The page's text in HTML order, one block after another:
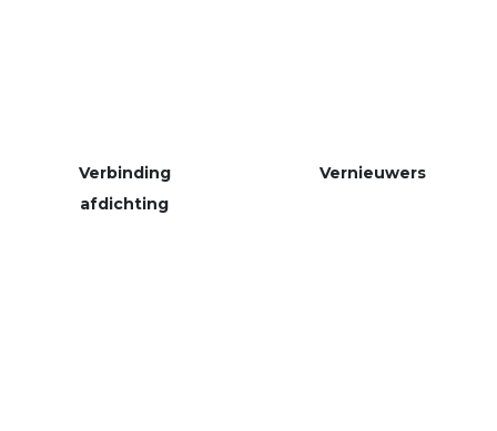
Verbinding
afdichting
Vernieuwers